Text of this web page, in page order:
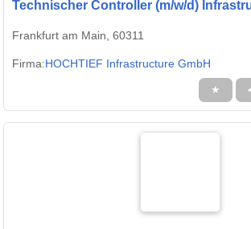
Technischer Controller (m/w/d)
Frankfurt am Main, 60311
Firma:HOCHTIEF Infrastructure GmbH
★